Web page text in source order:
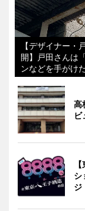
【デザイナー
開】戸田さんは
ンなどを手がけ
高
シ
ジ